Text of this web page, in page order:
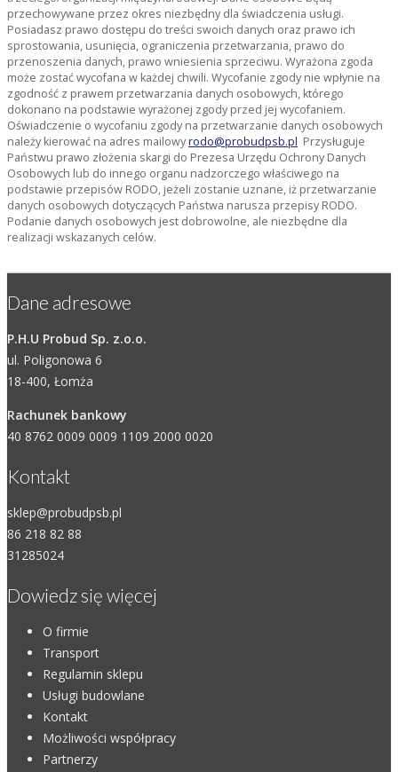
przechowywane przez okres niezbędny dla świadczenia usługi.
Posiadasz prawo dostępu do treści swoich danych oraz prawo ich
sprostowania, usunięcia, ograniczenia przetwarzania, prawo do
przenoszenia danych, prawo wniesienia sprzeciwu. Wyrażona zgoda
może zostać wycofana w każdej chwili. Wycofanie zgody nie wpłynie na
zgodność z prawem przetwarzania danych osobowych, którego
dokonano na podstawie wyrażonej zgody przed jej wycofaniem.
Oświadczenie o wycofaniu zgody na przetwarzanie danych osobowych
należy kierować na adres mailowyrodo@probudpsb.pl Przysługuje
Państwu prawo złożenia skargi do Prezesa Urzędu Ochrony Danych
Osobowych lub do innego organu nadzorczego właściwego na
podstawie przepisów RODO, jeżeli zostanie uznane, iż przetwarzanie
danych osobowych dotyczących Państwa narusza przepisy RODO.
Podanie danych osobowych jest dobrowolne, ale niezbędne dla
realizacji wskazanych celów.
Dane adresowe
P.H.U Probud Sp. z.o.o.
ul. Poligonowa 6
18-400, Łomża
Rachunek bankowy
40 8762 0009 0009 1109 2000 0020
Kontakt
sklep@probudpsb.pl
86 218 82 88
31285024
Dowiedz się więcej
O firmie
Transport
Regulamin sklepu
Usługi budowlane
Kontakt
Możliwości współpracy
Partnerzy